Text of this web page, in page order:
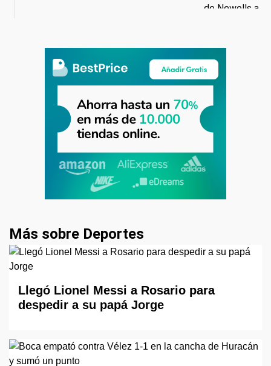
Más sobre Deportes
Llegó Lionel Messi a Rosario para
despedir a su papá Jorge